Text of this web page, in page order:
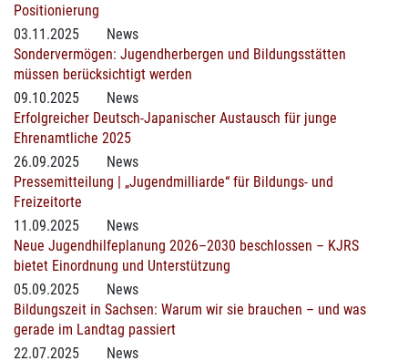
Positionierung
03.11.2025
News
Sondervermögen: Jugendherbergen und Bildungsstätten
müssen berücksichtigt werden
09.10.2025
News
Erfolgreicher Deutsch-Japanischer Austausch für junge
Ehrenamtliche 2025
26.09.2025
News
Pressemitteilung | „Jugendmilliarde“ für Bildungs- und
Freizeitorte
11.09.2025
News
Neue Jugendhilfeplanung 2026–2030 beschlossen – KJRS
bietet Einordnung und Unterstützung
05.09.2025
News
Bildungszeit in Sachsen: Warum wir sie brauchen – und was
gerade im Landtag passiert
22.07.2025
News